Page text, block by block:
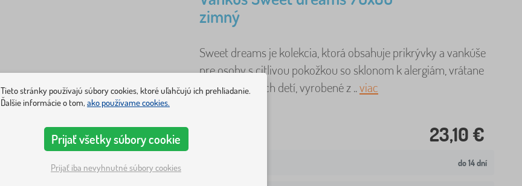
zimný
Sweet dreams je kolekcia, ktorá obsahuje prikrývky a vankúše
pre osoby s citlivou pokožkou so sklonom k alergiám, vrátane
dojčiat a malých detí, vyrobené z ..viac
23,10 €
do 14 dní
Tieto stránky používajú súbory cookies, ktoré uľahčujú ich prehliadanie.
Ďalšie informácie o tom, ako používame cookies.
Prijať všetky súbory cookie
Prijať iba nevyhnutné súbory cookies